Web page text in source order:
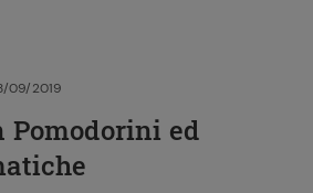
09/2019
Pomodorini ed